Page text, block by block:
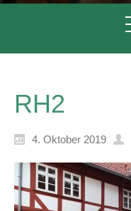
RH2
4. Oktober 2019